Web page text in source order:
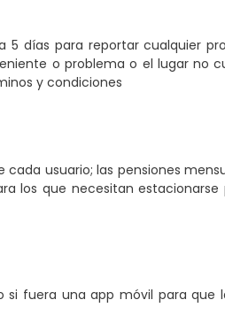
días para reportar cualquier
o problema o el lugar no
y condiciones
usuario; las pensiones
que necesitan estacionarse
fuera una app móvil para